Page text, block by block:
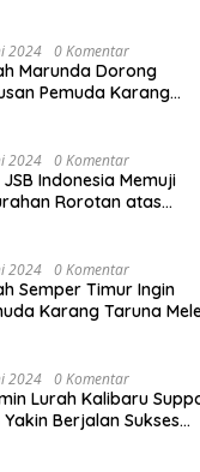
2024 0 Komentar
Marunda Dorong
Pemuda Karang
Gratis Yang
LBH JSB Indonesia
2024 0 Komentar
JSB Indonesia Memuji
Rorotan atas
orang Pemuda Karang
di Jakarta Utara
2024 0 Komentar
Semper Timur Ingin
Karang Taruna
LBH JSB Indonesia
2024 0 Komentar
Lurah Kalibaru
Berjalan Sukses